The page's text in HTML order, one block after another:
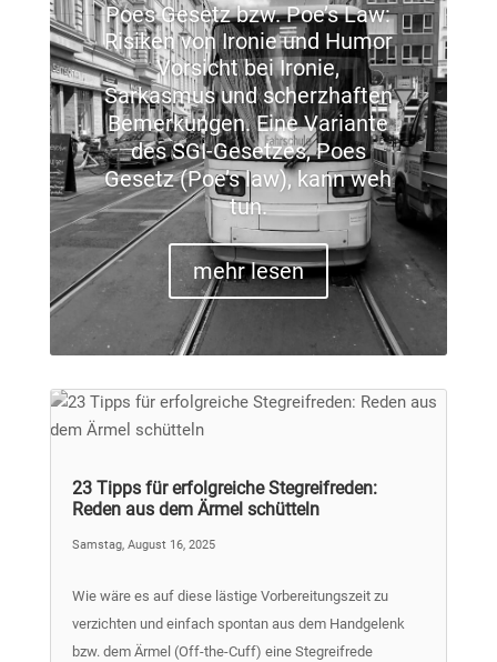
Poes Gesetz bzw. Poe’s Law:
Risiken von Ironie und Humor
Vorsicht bei Ironie,
Sarkasmus und scherzhaften
Bemerkungen. Eine Variante
des SGI-Gesetzes, Poes
Gesetz (Poe’s law), kann weh
tun.
mehr lesen
23 Tipps für erfolgreiche Stegreifreden:
Reden aus dem Ärmel schütteln
Samstag, August 16, 2025
Wie wäre es auf diese lästige Vorbereitungszeit zu
verzichten und einfach spontan aus dem Handgelenk
bzw. dem Ärmel (Off-the-Cuff) eine Stegreifrede